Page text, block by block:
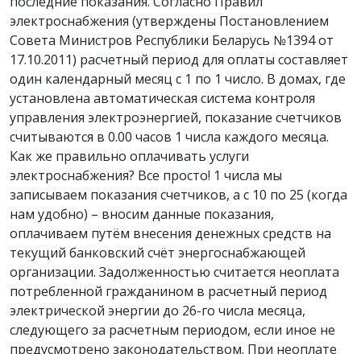
электроснабжения (утверждены Постановлением
Совета Министров Республики Беларусь №1394 от
17.10.2011) расчетный период для оплаты составляет
один календарный месяц с 1 по 1 число. В домах, где
установлена автоматическая система контроля
управления электроэнергией, показание счетчиков
считываются в 0.00 часов 1 числа каждого месяца.
Как же правильно оплачивать услуги
электроснабжения? Все просто! 1 числа мы
записываем показания счетчиков, а с 10 по 25 (когда
нам удобно) – вносим данные показания,
оплачиваем путём внесения денежных средств на
текущий банковский счёт энергоснабжающей
организации. Задолженностью считается неоплата
потребленной гражданином в расчетный период
электрической энергии до 26-го числа месяца,
следующего за расчетным периодом, если иное не
предусмотрено законодательством. При неоплате